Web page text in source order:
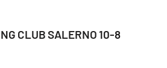
CLUB SALERNO 10-8